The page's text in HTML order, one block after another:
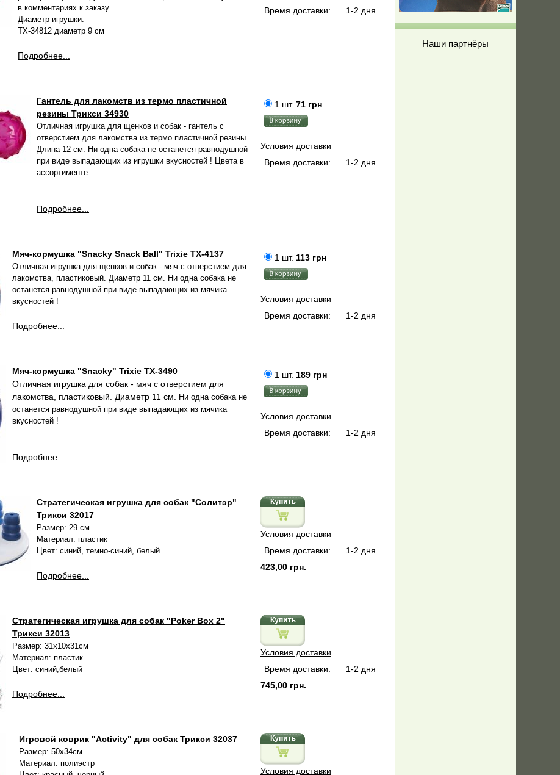
в комментариях к заказу.
Диаметр игрушки:
TX-34812 диаметр 9 см
Подробнее...
Время доставки:
1-2 дня
Гантель для лакомств из термо пластичной
резины Трикси 34930
Отличная игрушка для щенков и собак - гантель с
отверстием для лакомства из термо пластичной резины.
Длина 12 см. Ни одна собака не останется равнодушной
при виде выпадающих из игрушки вкусностей ! Цвета в
ассортименте.
Подробнее...
1 шт. 71 грн
Условия доставки
Время доставки:
1-2 дня
Мяч-кормушка "Snacky Snack Ball" Trixie TX-4137
Отличная игрушка для щенков и собак - мяч с отверстием для
лакомства, пластиковый. Диаметр 11 см. Ни одна собака не
останется равнодушной при виде выпадающих из мячика
вкусностей !
Подробнее...
1 шт. 113 грн
Условия доставки
Время доставки:
1-2 дня
Мяч-кормушка "Snacky" Trixie TX-3490
Отличная игрушка для собак - мяч с отверстием для
лакомства, пластиковый. Диаметр 11 см.
Ни одна собака не
останется равнодушной при виде выпадающих из мячика
вкусностей !
Подробнее...
1 шт. 189 грн
Условия доставки
Время доставки:
1-2 дня
Стратегическая игрушка для собак "Солитэр"
Трикси 32017
Размер: 29 см
Материал: пластик
Цвет: синий, темно-синий, белый
Подробнее...
Условия доставки
Время доставки:
1-2 дня
423,00 грн.
Стратегическая игрушка для собак "Poker Box 2"
Трикси 32013
Размер: 31х10х31см
Материал: пластик
Цвет: синий,белый
Подробнее...
Условия доставки
Время доставки:
1-2 дня
745,00 грн.
Игровой коврик "Activity" для собак Трикси 32037
Размер: 50х34см
Материал: полиэстр
Условия доставки
Наши партнёры